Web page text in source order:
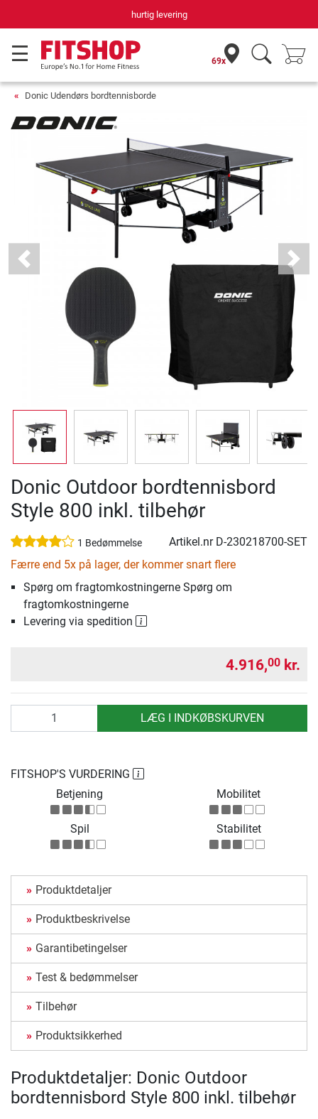
hurtig levering
69x
Donic Udendørs bordtennisborde
Previous Next
Donic Outdoor bordtennisbord
Style 800 inkl. tilbehør
1 Bedømmelse Artikel.nr D-230218700-SET
Færre end 5x på lager, der kommer snart flere
Spørg om fragtomkostningerne Spørg om
fragtomkostningerne
Levering via spedition
4.916,00 kr.
LÆG I INDKØBSKURVEN
FITSHOP'S VURDERING
Betjening
Mobilitet
Spil Stabilitet
Produktdetaljer
Produktbeskrivelse
Garantibetingelser
Test & bedømmelser
Tilbehør
Produktsikkerhed
Produktdetaljer: Donic Outdoor
bordtennisbord Style 800 inkl. tilbehør